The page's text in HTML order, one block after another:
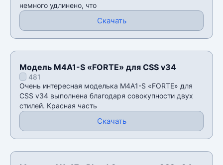
немного удлинено, что
Скачать
Модель M4A1-S «FORTE» для CSS v34
481
Очень интересная моделька M4A1-S «FORTE» для
CSS v34 выполнена благодаря совокупности двух
стилей. Красная часть
Скачать